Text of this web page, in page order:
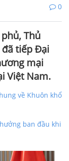
0
Thủ
tiếp Đại
mại
Việt Nam.
về Khuôn khổ
ban đầu khi